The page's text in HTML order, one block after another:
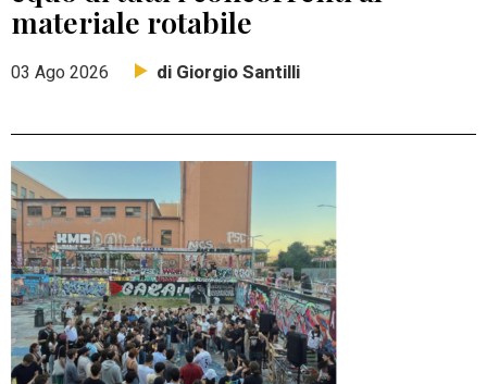
materiale rotabile
03 Ago 2026 di Giorgio Santilli